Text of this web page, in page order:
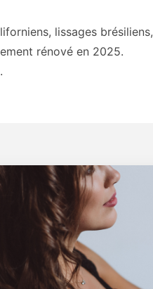
lissages brésiliens,
rénové en 2025.